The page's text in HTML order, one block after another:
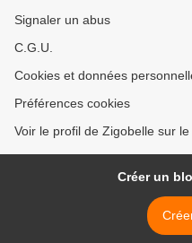
Signaler un abus
C.G.U.
Cookies et données
Préférences cookies
Voir le profil de Zigobelle sur
Créer un